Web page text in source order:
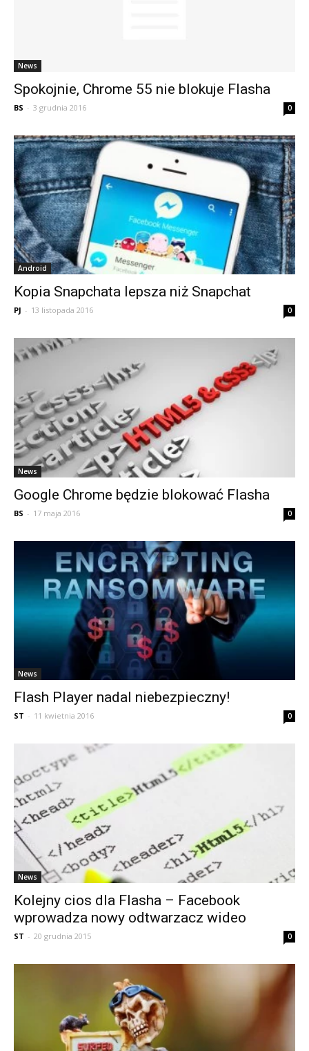
News
Spokojnie, Chrome 55 nie blokuje Flasha
BS - 3 grudnia 2016 0
Android
Kopia Snapchata lepsza niż Snapchat
PJ - 13 listopada 2016 0
News
Google Chrome będzie blokować Flasha
BS - 17 maja 2016 0
News
Flash Player nadal niebezpieczny!
ST - 11 kwietnia 2016 0
News
Kolejny cios dla Flasha – Facebook
wprowadza nowy odtwarzacz wideo
ST - 20 grudnia 2015 0